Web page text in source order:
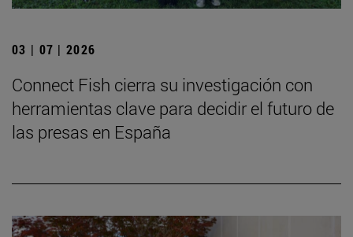
03 | 07 | 2026
Connect Fish cierra su investigación con
herramientas clave para decidir el futuro de
las presas en España